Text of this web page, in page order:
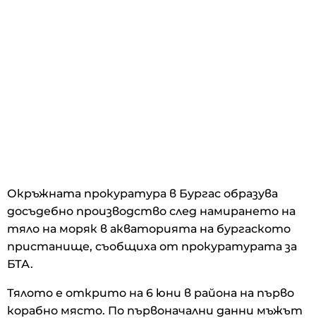
Окръжната прокуратура в Бургас образува
досъдебно производство след намирането на
тяло на моряк в акваторията на бургаското
пристанище, съобщиха от прокуратурата за
БТА.
Тялото е открито на 6 юни в района на първо
корабно място. По първоначални данни мъжът